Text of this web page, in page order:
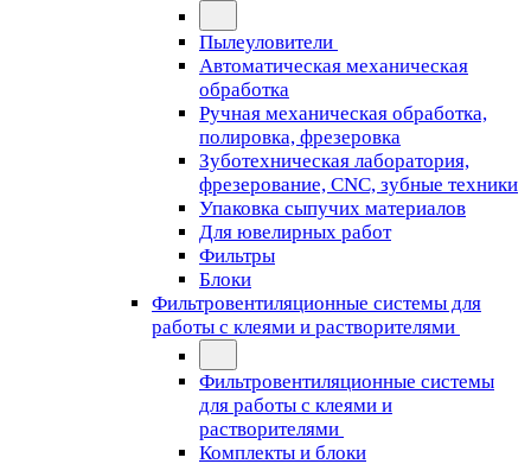
Пылеуловители
Автоматическая механическая
обработка
Ручная механическая обработка,
полировка, фрезеровка
Зуботехническая лаборатория,
фрезерование, CNC, зубные техники
Упаковка сыпучих материалов
Для ювелирных работ
Фильтры
Блоки
Фильтровентиляционные системы для
работы с клеями и растворителями
Фильтровентиляционные системы
для работы с клеями и
растворителями
Комплекты и блоки